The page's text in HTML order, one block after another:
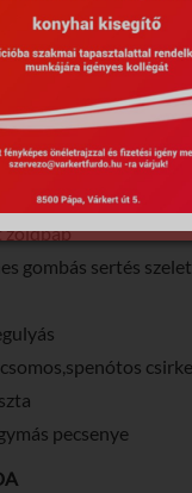
burgonya
1790 Ft
sertésragu leves
sajttal brokkolival
zöldbab
gombás sertés szelet
pecsenye